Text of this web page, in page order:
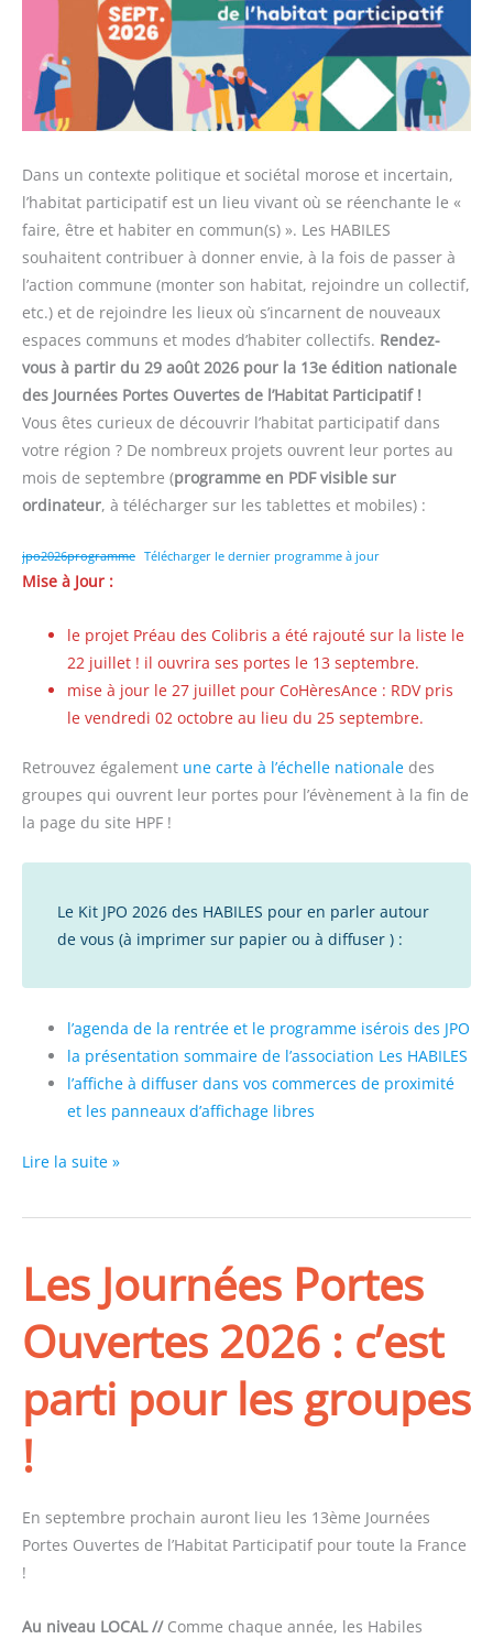
Dans un contexte politique et sociétal morose et incertain,
l’habitat participatif est un lieu vivant où se réenchante le «
faire, être et habiter en commun(s) ». Les HABILES
souhaitent contribuer à donner envie, à la fois de passer à
l’action commune (monter son habitat, rejoindre un collectif,
etc.) et de rejoindre les lieux où s’incarnent de nouveaux
espaces communs et modes d’habiter collectifs. Rendez-
vous à partir du 29 août 2026 pour la 13e édition nationale
des Journées Portes Ouvertes de l’Habitat Participatif !
Vous êtes curieux de découvrir l’habitat participatif dans
votre région ? De nombreux projets ouvrent leur portes au
mois de septembre (programme en PDF visible sur
ordinateur, à télécharger sur les tablettes et mobiles) :
jpo2026programme Télécharger le dernier programme à jour
Mise à Jour :
le projet Préau des Colibris a été rajouté sur la liste le
22 juillet ! il ouvrira ses portes le 13 septembre.
mise à jour le 27 juillet pour CoHèresAnce : RDV pris
le vendredi 02 octobre au lieu du 25 septembre.
Retrouvez également une carte à l’échelle nationale des
groupes qui ouvrent leur portes pour l’évènement à la fin de
la page du site HPF !
Le Kit JPO 2026 des HABILES pour en parler autour
de vous (à imprimer sur papier ou à diffuser ) :
l’agenda de la rentrée et le programme isérois des JPO
la présentation sommaire de l’association Les HABILES
l’affiche à diffuser dans vos commerces de proximité
et les panneaux d’affichage libres
Les
Portes
« les
communs »
en
septembre
2026
Lire la suite »
Les Journées Portes
Ouvertes 2026 : c’est
parti pour les groupes
!
En septembre prochain auront lieu les 13ème Journées
Portes Ouvertes de l’Habitat Participatif pour toute la France
!
Au niveau LOCAL //Comme chaque année, les Habiles